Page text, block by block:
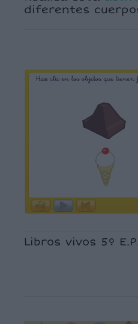
diferentes
Libros vivos 5º